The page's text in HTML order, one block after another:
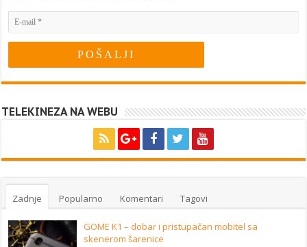
TELEKINEZA NA WEBU
Zadnje Popularno Komentari Tagovi
GOME K1 – dobar i pristupačan mobitel sa
skenerom šarenice